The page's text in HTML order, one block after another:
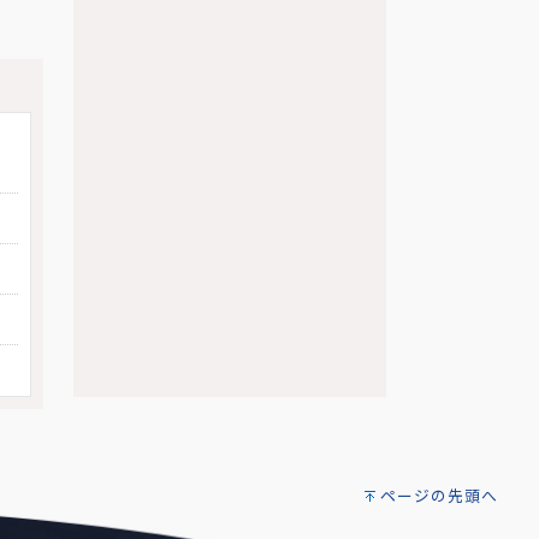
ページの先頭へ